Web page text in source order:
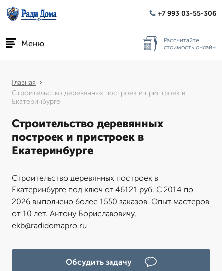
+7 993 03-55-306
Меню
Рассчитайте
стоимость онлайн
Главная
Строительство деревянных построек и пристроек в
Екатеринбурге
Строительство деревянных
построек и пристроек в
Екатеринбурге
Строительство деревянных построек в
Екатеринбурге под ключ от 46121 руб. С 2014 по
2026 выполнено более 1550 заказов. Опыт мастеров
от 10 лет. Антону Бориславовичу,
ekb@radidomapro.ru
Обсудить задачу